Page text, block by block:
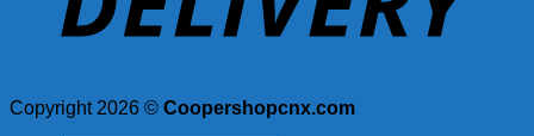
Copyright 2026 © Coopershopcnx.com